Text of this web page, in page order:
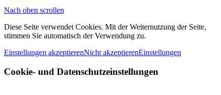
Nach oben scrollen
Diese Seite verwendet Cookies. Mit der Weiternutzung der Seite,
stimmen Sie automatisch der Verwendung zu.
Einstellungen akzeptierenNicht akzeptierenEinstellungen
Cookie- und Datenschutzeinstellungen